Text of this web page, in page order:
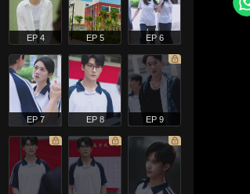
EP 4 EP 5 EP 6
EP 7 EP 8 EP 9